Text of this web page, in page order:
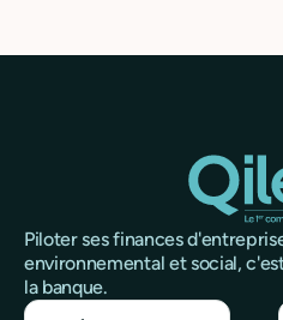
Piloter ses finances
environnemental et social,
la banque.